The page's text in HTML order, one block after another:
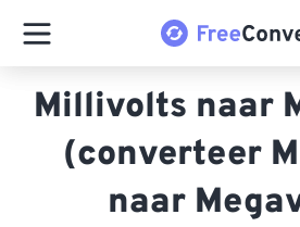
Millivolts naar
(converteer
naar